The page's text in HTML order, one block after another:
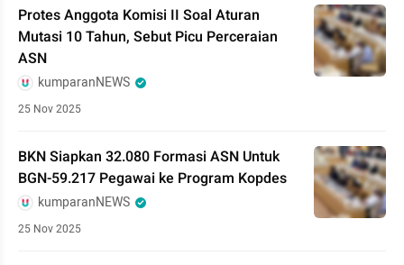
Protes Anggota Komisi II Soal Aturan
Mutasi 10 Tahun, Sebut Picu Perceraian
ASN
kumparanNEWS
25 Nov 2025
BKN Siapkan 32.080 Formasi ASN Untuk
BGN-59.217 Pegawai ke Program Kopdes
kumparanNEWS
25 Nov 2025